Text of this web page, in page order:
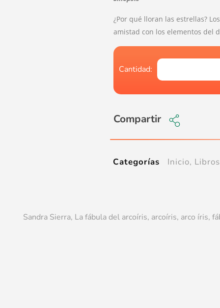
¿Por qué lloran las estrellas?
amistad con los elementos del
Compartir
Categorías Inicio,
Sandra Sierra, La fábula del arcoíris, arcoíris, arco íris,